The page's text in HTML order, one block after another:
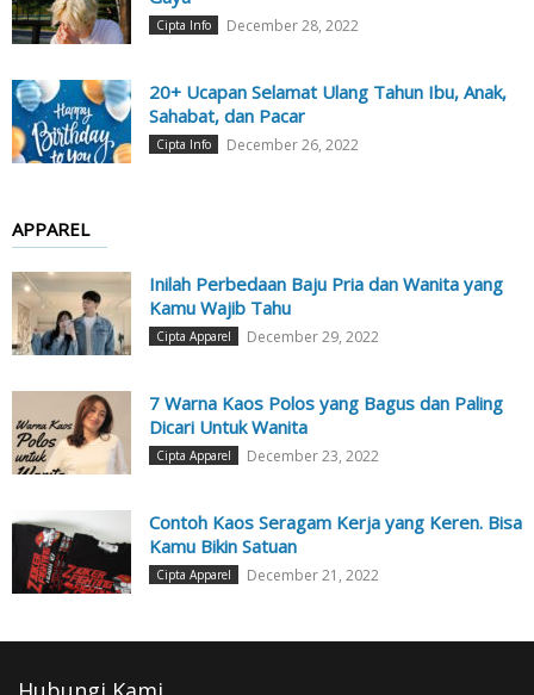
Cipta Info December 28, 2022
20+ Ucapan Selamat Ulang Tahun Ibu, Anak,
Sahabat, dan Pacar
Cipta Info December 26, 2022
APPAREL
Inilah Perbedaan Baju Pria dan Wanita yang
Kamu Wajib Tahu
Cipta Apparel December 29, 2022
7 Warna Kaos Polos yang Bagus dan Paling
Dicari Untuk Wanita
Cipta Apparel December 23, 2022
Contoh Kaos Seragam Kerja yang Keren. Bisa
Kamu Bikin Satuan
Cipta Apparel December 21, 2022